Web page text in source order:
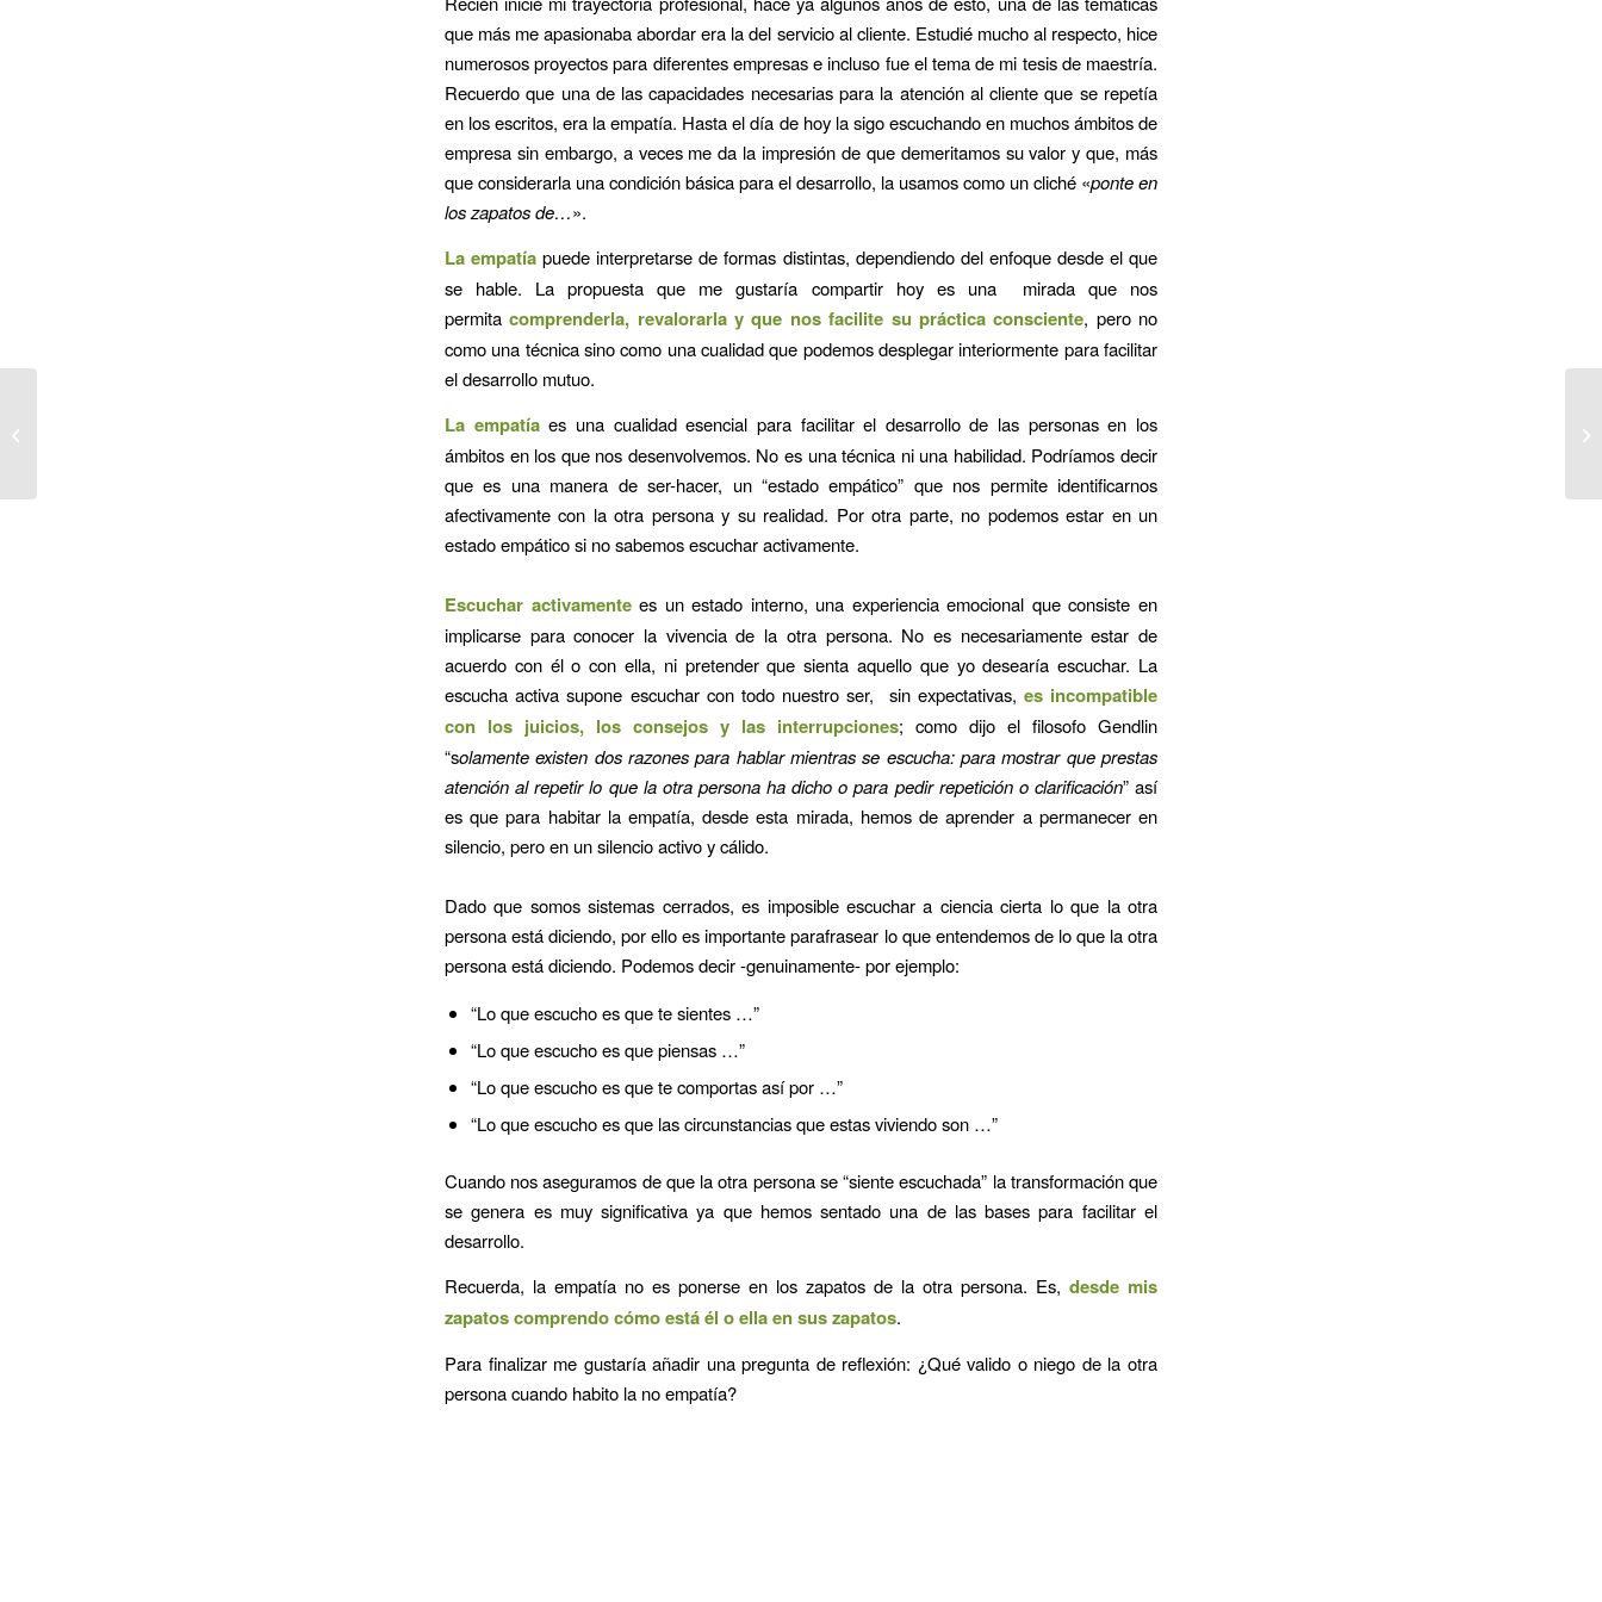
que más me apasionaba abordar era la del servicio al cliente. Estudié mucho al respecto, hice
numerosos proyectos para diferentes empresas e incluso fue el tema de mi tesis de maestría.
Recuerdo que una de las capacidades necesarias para la atención al cliente que se repetía
en los escritos, era la empatía. Hasta el día de hoy la sigo escuchando en muchos ámbitos de
empresa sin embargo, a veces me da la impresión de que demeritamos su valor y que, más
que considerarla una condición básica para el desarrollo, la usamos como un cliché «ponte en
los zapatos de…».
La empatía puede interpretarse de formas distintas, dependiendo del enfoque desde el que
se hable. La propuesta que me gustaría compartir hoy es una mirada que nos
permitacomprenderla, revalorarla y que nos facilite su práctica consciente, pero no
como una técnica sino como una cualidad que podemos desplegar interiormente para facilitar
el desarrollo mutuo.
La empatíaes una cualidad esencial para facilitar el desarrollo de las personas en los
ámbitos en los que nos desenvolvemos. No es una técnica ni una habilidad. Podríamos decir
que es una manera de ser-hacer, un “estado empático” que nos permite identificarnos
afectivamente con la otra persona y su realidad. Por otra parte, no podemos estar en un
estado empático si no sabemos escuchar activamente.
Escuchar activamentees un estado interno, una experiencia emocional que consiste en
implicarse para conocer la vivencia de la otra persona. No es necesariamente estar de
acuerdo con él o con ella, ni pretender que sienta aquello que yo desearía escuchar. La
escucha activa supone escuchar con todo nuestro ser, sin expectativas, es incompatible
con los juicios, los consejos y las interrupciones; como dijo el filosofo Gendlin
“solamente existen dos razones para hablar mientras se escucha: para mostrar que prestas
atención al repetir lo que la otra persona ha dicho o para pedir repetición o clarificación” así
es que para habitar la empatía, desde esta mirada, hemos de aprender a permanecer en
silencio, pero en un silencio activo y cálido.
Dado que somos sistemas cerrados, es imposible escuchar a ciencia cierta lo que la otra
persona está diciendo, por ello es importante parafrasear lo que entendemos de lo que la otra
persona está diciendo. Podemos decir -genuinamente- por ejemplo:
“Lo que escucho es que te sientes …”
“Lo que escucho es que piensas …”
“Lo que escucho es que te comportas así por …”
“Lo que escucho es que las circunstancias que estas viviendo son …”
Cuando nos aseguramos de que la otra persona se “siente escuchada” la transformación que
se genera es muy significativa ya que hemos sentado una de las bases para facilitar el
desarrollo.
Recuerda, la empatía no es ponerse en los zapatos de la otra persona. Es, desde mis
zapatos comprendo cómo está él o ella en sus zapatos.
Para finalizar me gustaría añadir una pregunta de reflexión: ¿Qué valido o niego de la otra
persona cuando habito la no empatía?